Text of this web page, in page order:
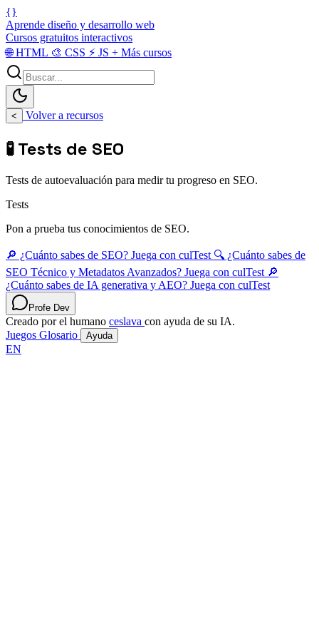
{}
Aprende diseño y desarrollo web
Cursos gratuitos interactivos
🌐HTML 🎨 CSS ⚡ JS + Más cursos
< Volver a recursos
🧪 Tests de SEO
Tests de autoevaluación para medir tu progreso en SEO.
Tests
Pon a prueba tus conocimientos de SEO.
🔎 ¿Cuánto sabes de SEO? Juega con culTest 🔍 ¿Cuánto sabes de
SEO Técnico y Metadatos Avanzados? Juega con culTest 🔎
¿Cuánto sabes de IA generativa y AEO? Juega con culTest
Profe Dev
Creado por el humano ceslava con ayuda de su IA.
Juegos Glosario Ayuda
EN